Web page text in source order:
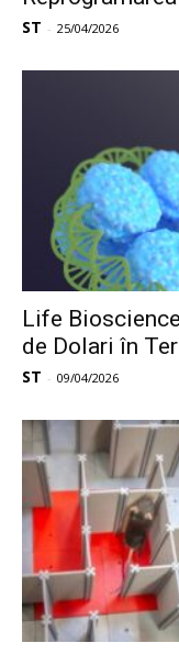
ST - 25/04/2026
Life
de Dolari în
ST - 09/04/2026